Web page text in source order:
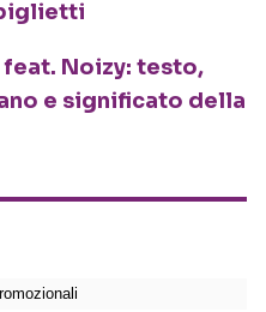
feat. Noizy: testo,
e significato della